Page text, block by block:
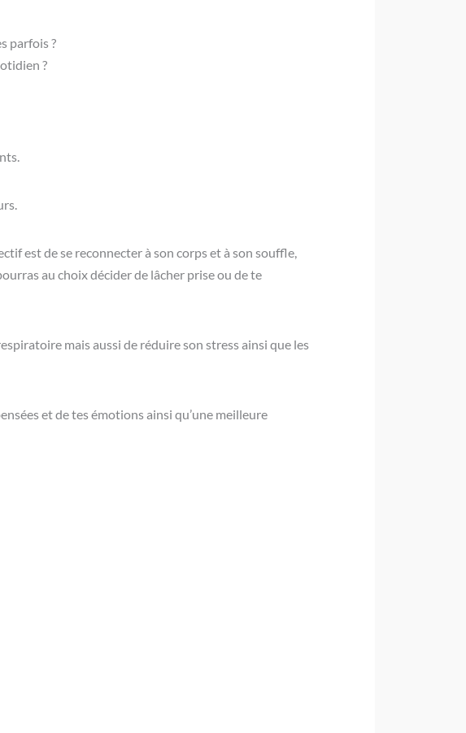
parfois ?
?
est de se reconnecter à son corps et à son souffle,
au choix décider de lâcher prise ou de te
mais aussi de réduire son stress ainsi que les
et de tes émotions ainsi qu’une meilleure